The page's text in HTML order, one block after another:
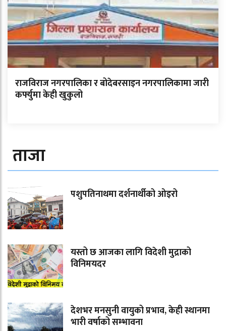
राजविराज नगरपालिका र बोदेबरसाइन नगरपालिकामा जारी
कर्फ्युमा केही खुकुलो
ताजा
पशुपतिनाथमा दर्शनार्थीको ओइरो
यस्तो छ आजका लागि विदेशी मुद्राको
विनिमयदर
देशभर मनसुनी वायुको प्रभाव, केही स्थानमा
भारी वर्षाको सम्भावना